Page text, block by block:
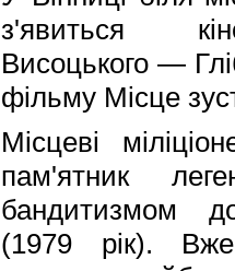
з'явиться
Висоцького —
фільму Місце
Місцеві
пам'ятник
бандитизмом
(1979 рік). Вже